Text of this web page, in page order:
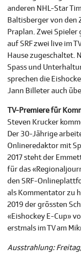
anderen NHL-Star
Baltisberger von den
Praplan. Zwei Spieler
auf SRF zwei live im
Hause zugeschaltet.
Spass und
sprechen die
Jann Billeter auch
TV-Premiere für
Steven Krucker
Der 30-Jährige
Onlineredaktor mit
2017 steht der
für das
den SRF-
als Kommentator zu
2019 der grössten
«Eishockey E-Cup»
erstmals im TV am
Ausstrahlung: Freitag,